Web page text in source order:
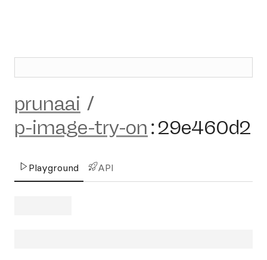
prunaai /
p-image-try-on :29e460d2
Playground API